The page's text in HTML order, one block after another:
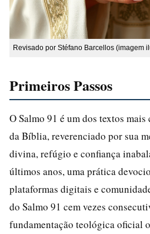
Revisado por Stéfano Barcellos (imagem
Primeiros Passos
O Salmo 91 é um dos textos
da Bíblia, reverenciado por sua
divina, refúgio e confiança
últimos anos, uma prática
plataformas digitais e
do Salmo 91 cem vezes
fundamentação teológica oficial